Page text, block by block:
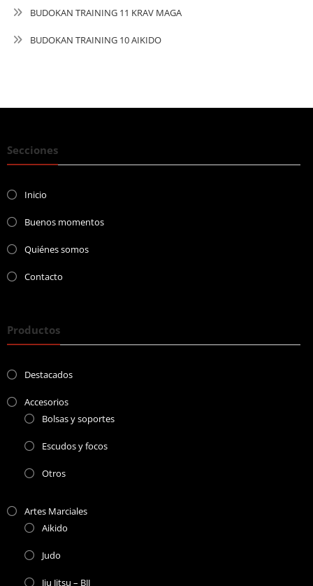
BUDOKAN TRAINING 11 KRAV MAGA
BUDOKAN TRAINING 10 AIKIDO
Secciones
Inicio
Buenos momentos
Quiénes somos
Contacto
Productos
Destacados
Accesorios
Bolsas y soportes
Escudos y focos
Otros
Artes Marciales
Aikido
Judo
Jiu Jitsu – BJJ